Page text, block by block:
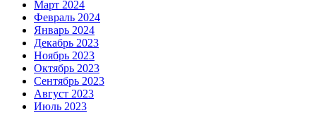
Март 2024
Февраль 2024
Январь 2024
Декабрь 2023
Ноябрь 2023
Октябрь 2023
Сентябрь 2023
Август 2023
Июль 2023